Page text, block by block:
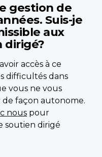
gestion de
Suis-je
aux
dirigé?
accès à ce
difficultés dans
vous ne vous
façon autonome.
nous pour
soutien dirigé